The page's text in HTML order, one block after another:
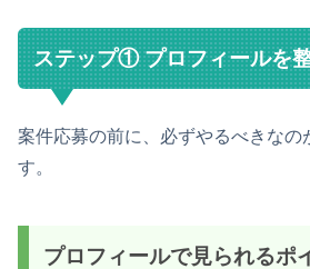
ステップ① プロフィールを
案件応募の前に、必ずやるべきなの
す。
プロフィールで見られるポ